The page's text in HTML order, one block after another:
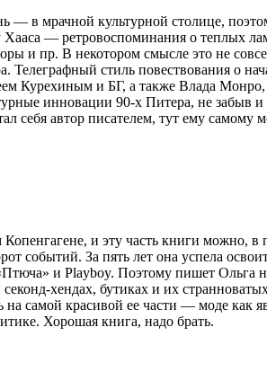
в мрачной культурной столице,
Хааса — ретровоспоминания о теплых
и пр. В некотором смысле это не
Телеграфный стиль повествования о
Курехиным и БГ, а также Влада
инновации 90-х Питера, не забыв
себя автор писателем, тут ему самому
и эту часть книги можно, в
событий. За пять лет она успела
и Playboy. Поэтому пишет Ольга
хендах, бутиках и их
на самой красивой ее части — моде
Хорошая книга, надо брать.